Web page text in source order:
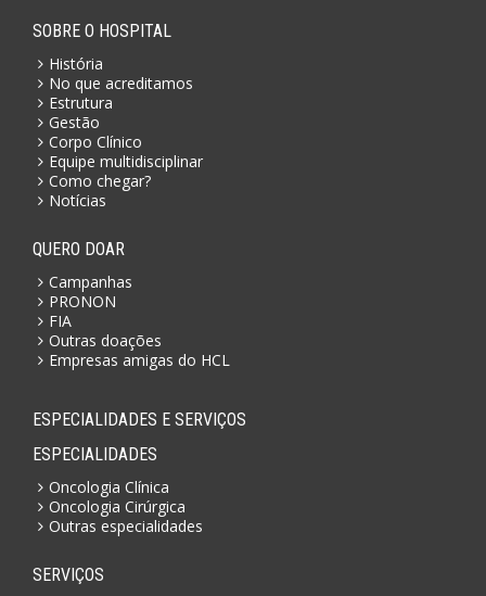
SOBRE O HOSPITAL
História
No que acreditamos
Estrutura
Gestão
Corpo Clínico
Equipe multidisciplinar
Como chegar?
Notícias
QUERO DOAR
Campanhas
PRONON
FIA
Outras doações
Empresas amigas do HCL
ESPECIALIDADES E SERVIÇOS
ESPECIALIDADES
Oncologia Clínica
Oncologia Cirúrgica
Outras especialidades
SERVIÇOS